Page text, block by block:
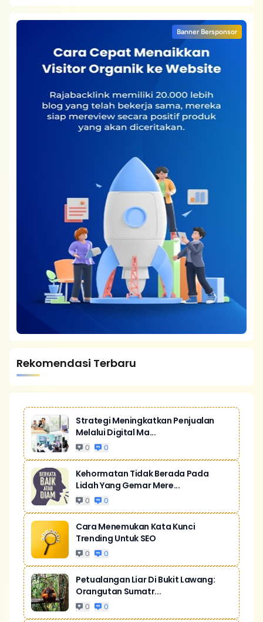
Banner Bersponsor
Rekomendasi Terbaru
Strategi Meningkatkan Penjualan
Melalui Digital Ma...
0 0
Kehormatan Tidak Berada Pada
Lidah Yang Gemar Mere...
0 0
Cara Menemukan Kata Kunci
Trending Untuk SEO
0 0
Petualangan Liar Di Bukit Lawang:
Orangutan Sumatr...
0 0